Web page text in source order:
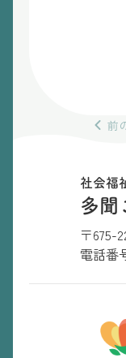
前
社会福
多聞
〒675-
電話番